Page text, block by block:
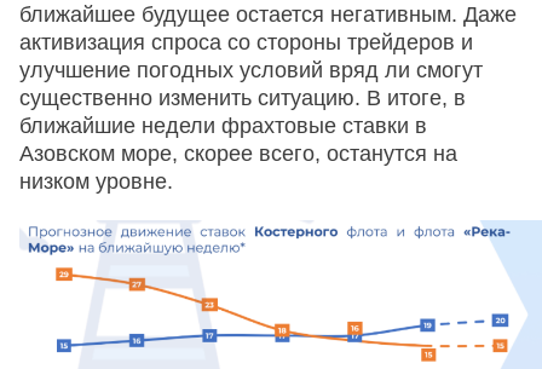
ближайшее будущее остается негативным. Даже
активизация спроса со стороны трейдеров и
улучшение погодных условий вряд ли смогут
существенно изменить ситуацию. В итоге, в
ближайшие недели фрахтовые ставки в
Азовском море, скорее всего, останутся на
низком уровне.